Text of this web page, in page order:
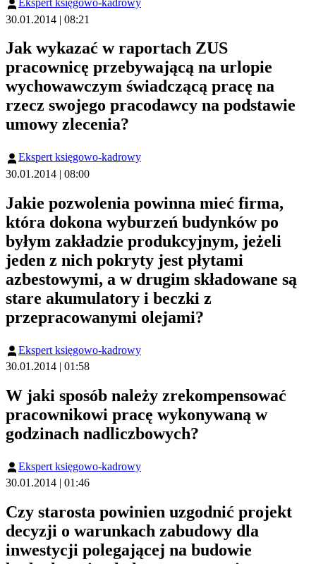
Ekspert księgowo-kadrowy
30.01.2014 | 08:21
Jak wykazać w raportach ZUS
pracownicę przebywającą na urlopie
wychowawczym świadczącą pracę na
rzecz swojego pracodawcy na podstawie
umowy zlecenia?
Ekspert księgowo-kadrowy
30.01.2014 | 08:00
Jakie pozwolenia powinna mieć firma,
która dokona wyburzeń budynków po
byłym zakładzie produkcyjnym, jeżeli
jeden z nich pokryty jest płytami
azbestowymi, a w drugim składowane są
stare akumulatory i beczki z
przepracowanymi olejami?
Ekspert księgowo-kadrowy
30.01.2014 | 01:58
W jaki sposób należy zrekompensować
pracownikowi pracę wykonywaną w
godzinach nadliczbowych?
Ekspert księgowo-kadrowy
30.01.2014 | 01:46
Czy starosta powinien uzgodnić projekt
decyzji o warunkach zabudowy dla
inwestycji polegającej na budowie